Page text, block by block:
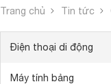
Trang chủ Tin tức
Điện thoại di động
Máy tính bảng